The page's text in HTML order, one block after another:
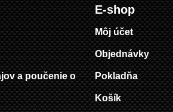
a poučenie o
E-shop
Môj účet
Objednávky
Pokladňa
Košík